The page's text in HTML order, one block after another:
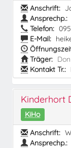
Anschrift:
Ansprechp.:
Telefon:
E-Mail:
Träger:
Kontakt Tr.:
Kinderhort
KiHo
Anschrift:
Ansprechp.: